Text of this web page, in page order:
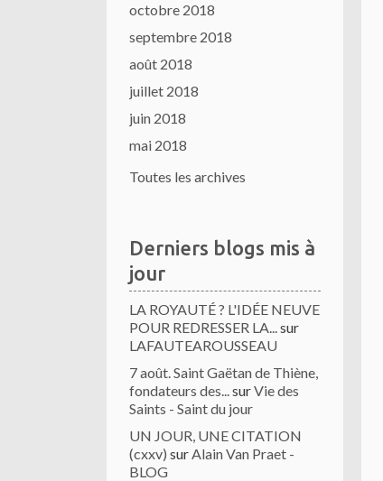
octobre 2018
septembre 2018
août 2018
juillet 2018
juin 2018
mai 2018
Toutes les archives
Derniers blogs mis à
jour
LA ROYAUTÉ ? L'IDÉE NEUVE
POUR REDRESSER LA...sur
LAFAUTEAROUSSEAU
7 août. Saint Gaëtan de Thiène,
fondateurs des...surVie des
Saints - Saint du jour
UN JOUR, UNE CITATION
(cxxv) surAlain Van Praet -
BLOG